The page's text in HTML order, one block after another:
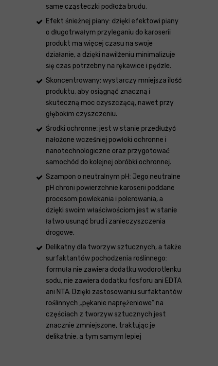
same cząsteczki podłoża brudu.
Efekt śnieżnej piany: dzięki efektowi piany
o długotrwałym przyleganiu do karoserii
produkt ma więcej czasu na swoje
działanie, a dzięki nawilżeniu minimalizuje
się czas potrzebny na rękawice i pędzle.
Skoncentrowany: wystarczy mniejsza ilość
produktu, aby osiągnąć znaczną i
skuteczną moc czyszczącą, nawet przy
głębokim czyszczeniu.
Środki ochronne: jest w stanie przedłużyć
nałożone wcześniej powłoki ochronne i
nanotechnologiczne oraz przygotować
samochód do kolejnej obróbki ochronnej.
Szampon o neutralnym pH: Jego neutralne
pH chroni powierzchnie karoserii poddane
procesom powlekania i polerowania, a
dzięki swoim właściwościom jest w stanie
łatwo usunąć brud i zanieczyszczenia
drogowe.
Delikatny dla tworzyw sztucznych, a także
surfaktantów pochodzenia roślinnego:
formuła nie zawiera dodatku wodorotlenku
sodu, nie zawiera dodatku fosforu ani EDTA
ani NTA. Dzięki zastosowaniu surfaktantów
roślinnych „pękanie naprężeniowe” na
częściach z tworzyw sztucznych jest
znacznie zmniejszone, traktując je
delikatnie, a tym samym lepiej